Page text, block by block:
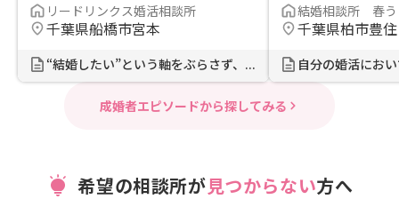
リードリンクス婚活相談所
千葉県船橋市宮本
“結婚したい”という軸をぶらさず、...
結婚相談所 春う
千葉県柏市豊住
成婚者エピソードから探してみる
希望の相談所が見つからない方へ